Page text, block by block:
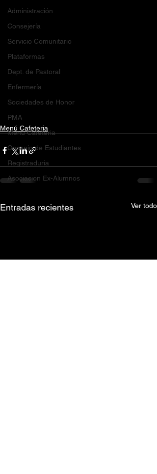
Administración
Consejería
Servicio Comunitario
Plataformas
Dept. de Pastoral
Enfermería
Sociedades de Honor
PMA
Menú Cafeteria
Consejo de Estudiantes
Registraduria
Asociacion Ex-Alumnos
Menú Cafeteria
Entradas recientes Ver todo